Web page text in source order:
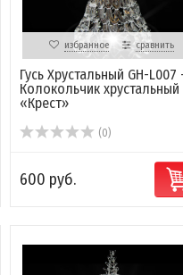
избранное сравнить
Гусь Хрустальный GH-L007
Колокольчик хрустальный
«Крест»
(0)
600 руб.